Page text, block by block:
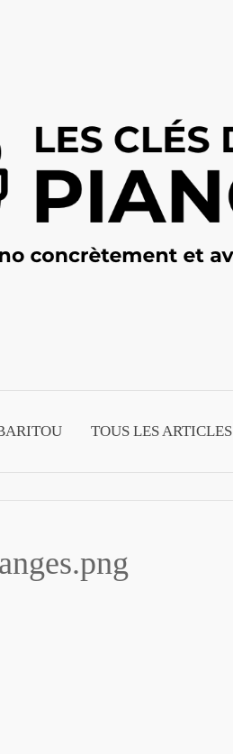
TOUS LES ARTICLES